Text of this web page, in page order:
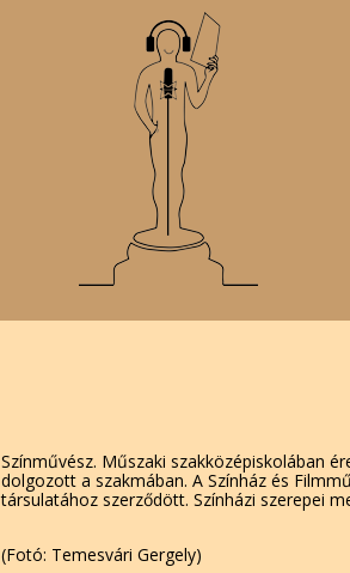
Színművész. Műszaki szakközépiskolában
dolgozott a szakmában. A Színház és
társulatához szerződött. Színházi szerepei
(Fotó: Temesvári Gergely)